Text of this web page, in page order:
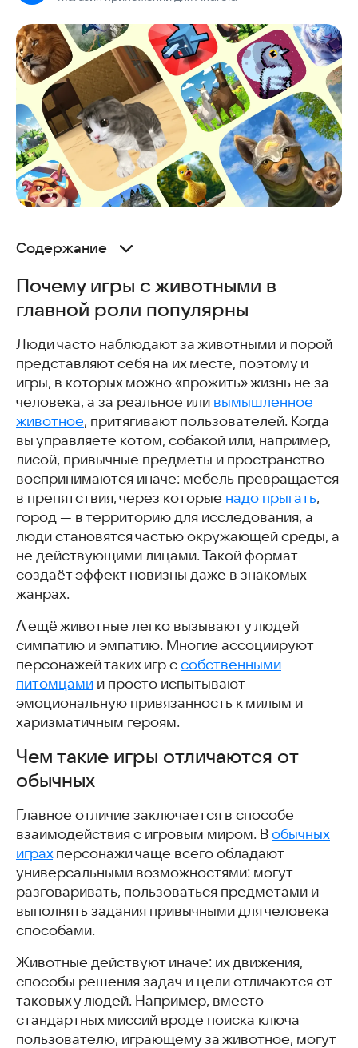
Содержание
Чем такие игры отличаются от обычных
Как выбрать игру, в которой можно играть за животное
Beast Lord: The New Land (Повелитель Зверей: Новая
Земля)
Герои Войны и Денег
Horse Family: Animal Simulator (Семейство лошадей:
Симулятор животных)
Каменные герои
Hybrid Animals (Гибридные животные)
Три в Ряд – Звериный парад
Ежик — веревочный герой Соник
Голубь Валера
Голубь Наташа
Чудовища и боги
Симулятор Семьи Льва Онлайн
Kitten Cat Simulator 3D (Котёнок Кошка Симулятор 3D)
Герой Волк: Животные vs Роботы
Скачать игры с животными в главной роли
Часто задаваемые вопросы
Интересные и похожие статьи
Почему игры с животными в
главной роли популярны
Люди часто наблюдают за животными и порой
представляют себя на их месте, поэтому и
игры, в которых можно «прожить» жизнь не за
человека, а за реальное или вымышленное
животное, притягивают пользователей. Когда
вы управляете котом, собакой или, например,
лисой, привычные предметы и пространство
воспринимаются иначе: мебель превращается
в препятствия, через которые надо прыгать,
город — в территорию для исследования, а
люди становятся частью окружающей среды, а
не действующими лицами. Такой формат
создаёт эффект новизны даже в знакомых
жанрах.
А ещё животные легко вызывают у людей
симпатию и эмпатию. Многие ассоциируют
персонажей таких игр с собственными
питомцами и просто испытывают
эмоциональную привязанность к милым и
харизматичным героям.
Чем такие игры отличаются от
обычных
Главное отличие заключается в способе
взаимодействия с игровым миром. В обычных
играх персонажи чаще всего обладают
универсальными возможностями: могут
разговаривать, пользоваться предметами и
выполнять задания привычными для человека
способами.
Животные действуют иначе: их движения,
способы решения задач и цели отличаются от
таковых у людей. Например, вместо
стандартных миссий вроде поиска ключа
пользователю, играющему за животное, могут